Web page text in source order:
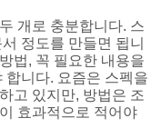
개로 충분합니다. 스
정도를 만들면 됩니
법, 꼭 필요한 내용을
합니다. 요즘은 스펙을
고 있지만, 방법은 조
효과적으로 적어야